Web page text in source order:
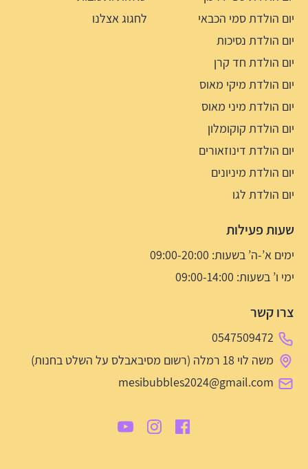
יום הולדת סמי הכבאי
יום הולדת נסיכות
יום הולדת חד קרן
יום הולדת מיקי מאוס
יום הולדת מיני מאוס
יום הולדת קוקומלון
יום הולדת דינוזאורים
יום הולדת מיניונים
יום הולדת לגו
לחגוג אצלנו
שעות פעילות
ימים א’-ה’ בשעות: 09:00-20:00
ימי ו’ בשעות: 09:00-14:00
צרו קשר
0547509472
משה לוי 18 רמלה (רשום מסיבאבלס על השלט בחנות)
mesibubbles2024@gmail.com